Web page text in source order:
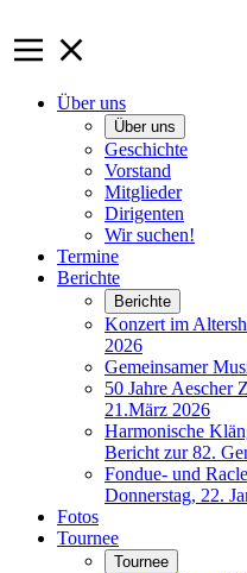
Über uns
Über uns
Geschichte
Vorstand
Mitglieder
Dirigenten
Wir suchen!
Termine
Berichte
Berichte
Konzert im
2026
Gemeinsamer
50 Jahre Aescher
21.März 2026
Harmonische
Bericht zur 82.
Fondue- und
Donnerstag, 22.
Fotos
Tournee
Tournee